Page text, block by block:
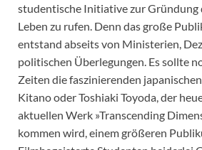
studentische Initiative zur Gründung
Leben zu rufen. Denn das große
entstand abseits von Ministerien,
politischen Überlegungen. Es sollte
Zeiten die faszinierenden
Kitano oder Toshiaki Toyoda, der
aktuellen Werk »Transcending
kommen wird, einem größeren